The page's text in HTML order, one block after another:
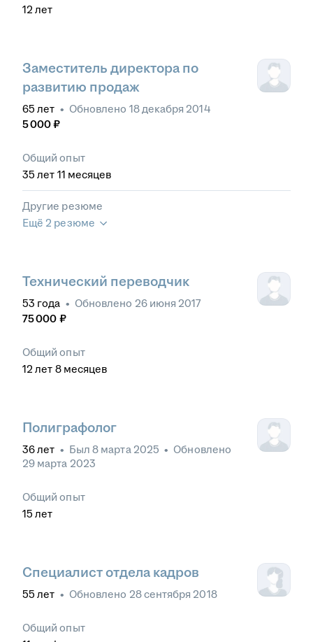
12 лет
Заместитель директора по
развитию продаж
65 лет • Обновлено 18 декабря 2014
5 000 ₽
Общий опыт
35 лет 11 месяцев
Другие резюме
Ещё 2 резюме
Технический переводчик
53 года • Обновлено 26 июня 2017
75 000 ₽
Общий опыт
12 лет 8 месяцев
Полиграфолог
36лет • Был 8 марта 2025 • Обновлено
29 марта 2023
Общий опыт
15 лет
Специалист отдела кадров
55 лет • Обновлено 28 сентября 2018
Общий опыт